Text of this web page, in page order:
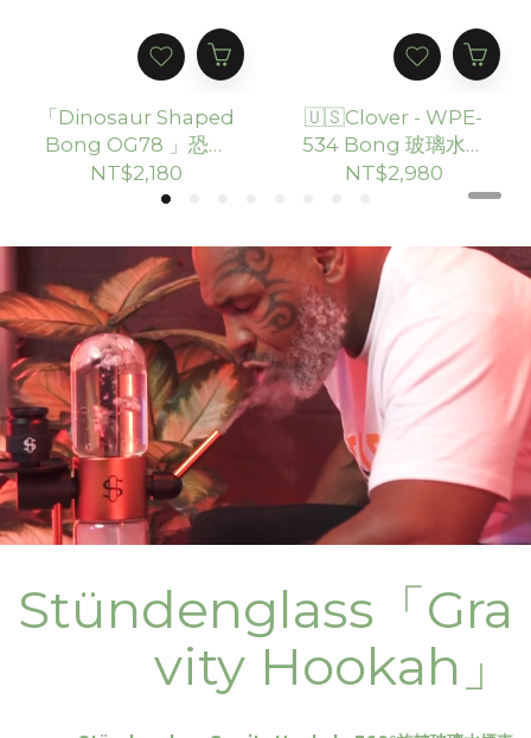
「Dinosaur Shaped
Bong OG78 」恐龍
玻璃水煙壺
（15.24cm）
NT$2,180
🇺🇸Clover - WPE-
534 Bong 玻璃水煙
壺 （20.5cm）
NT$2,980
Stündenglass「Gra
vity Hookah」